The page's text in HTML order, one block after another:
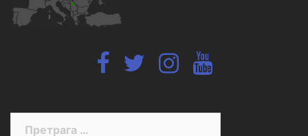
Fb TwitterInstagram